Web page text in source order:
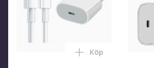
Bulkförpackning
Lägg till iPhone
Köp